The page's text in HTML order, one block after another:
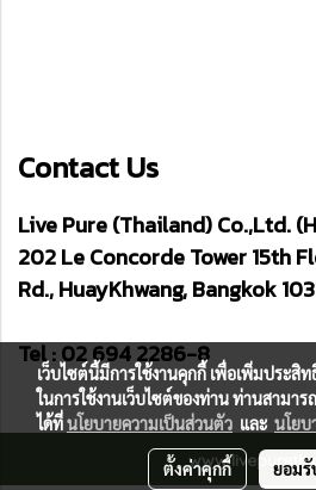
Contact Us
Live Pure (Thailand) Co.,Ltd.
202 Le Concorde Tower 15th
Rd., HuayKhwang, Bangkok
Tel : 02 694 2286-8
เว็บไซต์นี้มีการใช้งานคุกกี้ เพื่อเพิ่มประ
ในการใช้งานเว็บไซต์ของท่าน ท่านสามาร
ได้ที่นโยบายความเป็นส่วนตัว และ นโยบ
ตั้งค่าคุกกี้ ยอม